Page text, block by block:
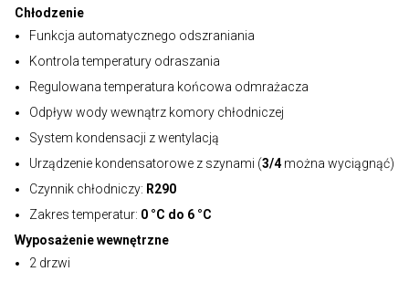
Chłodzenie
Funkcja automatycznego odszraniania
Kontrola temperatury odraszania
Regulowana temperatura końcowa odmrażacza
Odpływ wody wewnątrz komory chłodniczej
System kondensacji z wentylacją
Urządzenie kondensatorowe z szynami (3/4można wyciągnąć)
Czynnik chłodniczy: R290
Zakres temperatur: 0 °C do 6 °C
Wyposażenie wewnętrzne
2 drzwi